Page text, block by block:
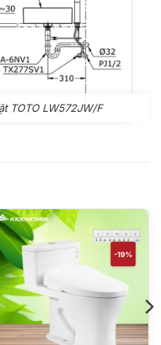
TOTO LW572JW/F
-19%